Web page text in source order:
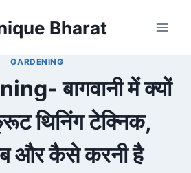
Bharat
GARDENING
बागवानी में क्यों
थिनिंग टेक्निक,
और कैसे करनी है